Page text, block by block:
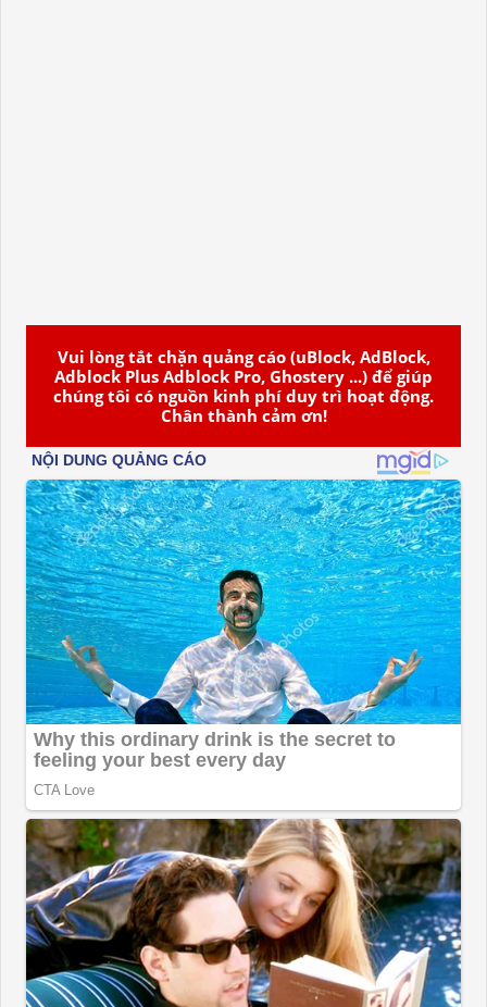
Vui lòng tắt chặn quảng cáo (uBlock, AdBlock,
Adblock Plus Adblock Pro, Ghostery ...) để giúp
chúng tôi có nguồn kinh phí duy trì hoạt động.
Chân thành cảm ơn!